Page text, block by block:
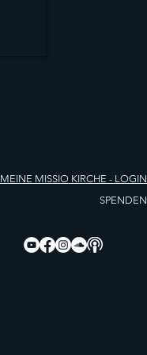
MEINE MISSIO KIRCHE - LOGIN
SPENDEN